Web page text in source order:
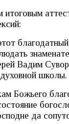
Вадим
школы.
Божьего
да